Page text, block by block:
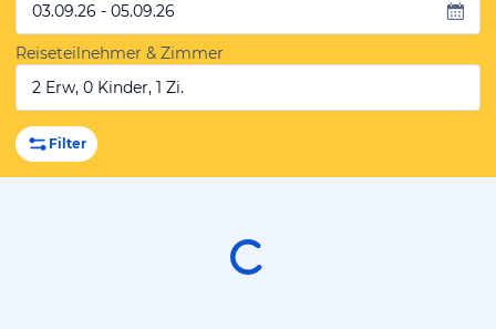
03.09.26 - 05.09.26
Reiseteilnehmer & Zimmer
2 Erw, 0 Kinder, 1 Zi.
Filter